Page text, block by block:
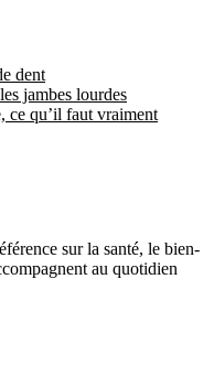
dent
jambes lourdes
ce qu’il faut vraiment
sur la santé, le bien-
au quotidien